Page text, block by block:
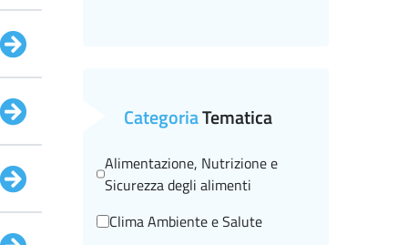
CategoriaTematica
Alimentazione, Nutrizione e
Sicurezza degli alimenti
Clima Ambiente e Salute